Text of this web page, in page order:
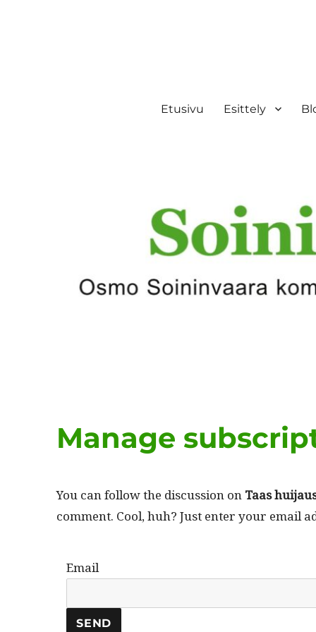
Etusivu Esittely
Manage
You can fol­low the dis­cus­sion on Taas
com­ment. Cool, huh? Just enter your email
Email